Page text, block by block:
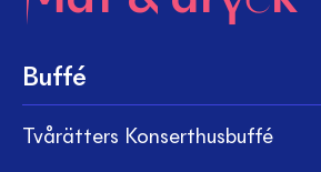
Buffé
Tvårätters Konserthusbuffé